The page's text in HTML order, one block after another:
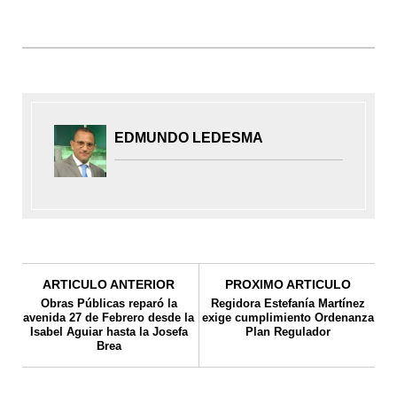
EDMUNDO LEDESMA
ARTICULO ANTERIOR
Obras Públicas reparó la
avenida 27 de Febrero desde la
Isabel Aguiar hasta la Josefa
Brea
PROXIMO ARTICULO
Regidora Estefanía Martínez
exige cumplimiento Ordenanza
Plan Regulador